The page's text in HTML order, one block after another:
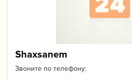
Shaxsanem
Звоните по телефону: